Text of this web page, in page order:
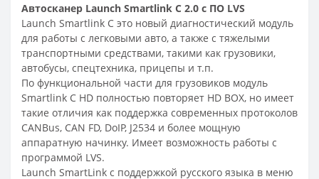
Автосканер Launch Smartlink C 2.0 с ПО LVS
Launch Smartlink C это новый диагностический модуль
для работы с легковыми авто, а также с тяжелыми
транспортными средствами, такими как грузовики,
автобусы, спецтехника, прицепы и т.п.
По функциональной части для грузовиков модуль
Smartlink C HD полностью повторяет HD BOX, но имеет
такие отличия как поддержка современных протоколов
CANBus, CAN FD, DoIP, J2534 и более мощную
аппаратную начинку. Имеет возможность работы с
программой LVS.
Launch SmartLink с поддержкой русского языка в меню